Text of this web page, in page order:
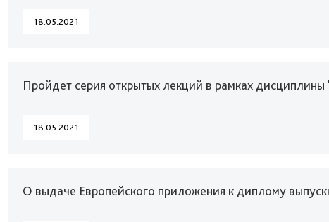
18.05.2021
Пройдет серия открытых лекций в рамках
18.05.2021
О выдаче Европейского приложения к диплому